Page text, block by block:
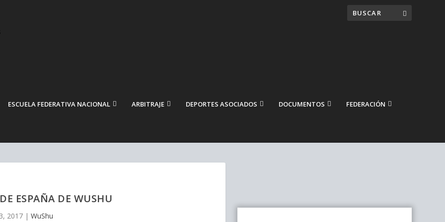
ESCUELA FEDERATIVA NACIONAL ARBITRAJE DEPORTES ASOCIADOS DOCUMENTOS FEDERACIÓN
ESPAÑA DE WUSHU
2017 |WuShu